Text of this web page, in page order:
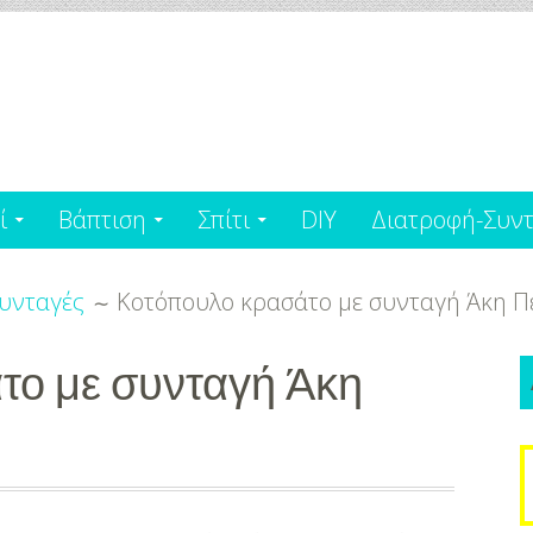
Βάπτιση Σπίτι DIY Διατροφή-
Κοτόπουλο κρασάτο με συνταγή Άκη
με συνταγή Άκη